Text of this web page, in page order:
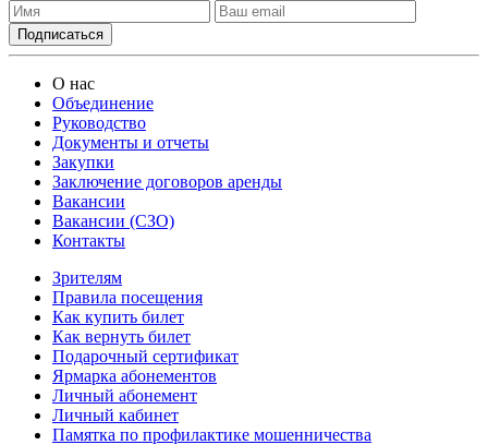
О нас
Объединение
Руководство
Документы и отчеты
Закупки
Заключение договоров аренды
Вакансии
Вакансии (СЗО)
Контакты
Зрителям
Правила посещения
Как купить билет
Как вернуть билет
Подарочный сертификат
Ярмарка абонементов
Личный абонемент
Личный кабинет
Памятка по профилактике мошенничества